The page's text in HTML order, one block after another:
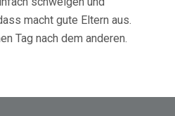
macht gute Eltern aus.
Tag nach dem anderen.